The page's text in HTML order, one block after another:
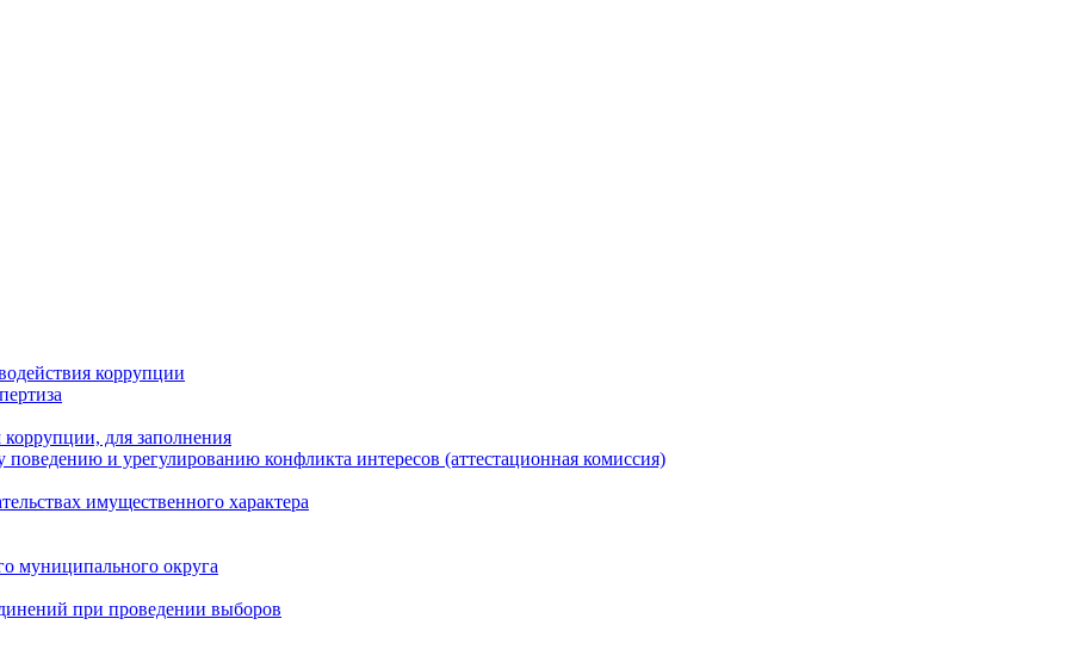
коррупции
для заполнения
и урегулированию конфликта интересов (аттестационная комиссия)
имущественного характера
муниципального округа
при проведении выборов